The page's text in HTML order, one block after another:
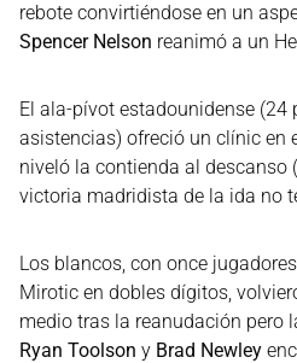
rebote convirtiéndose en un
Spencer Nelson reanimó a un
El ala-pívot estadounidense (24
asistencias) ofreció un clínic en
niveló la contienda al descanso
victoria madridista de la ida no
Los blancos, con once
Mirotic en dobles dígitos,
medio tras la reanudación pero
Ryan Toolson y Brad Newley